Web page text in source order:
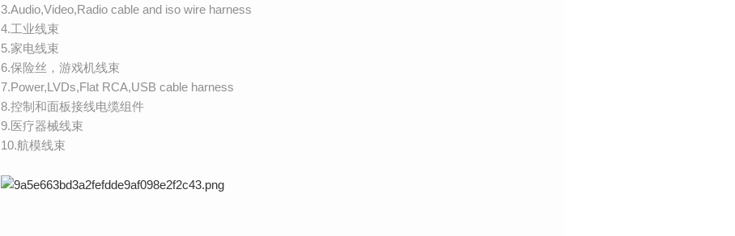
3.Audio,Video,Radio cable and iso wire harness
4.工业线束
5.家电线束
6.保险丝，游戏机线束
7.Power,LVDs,Flat RCA,USB cable harness
8.控制和面板接线电缆组件
9.医疗器械线束
10.航模线束